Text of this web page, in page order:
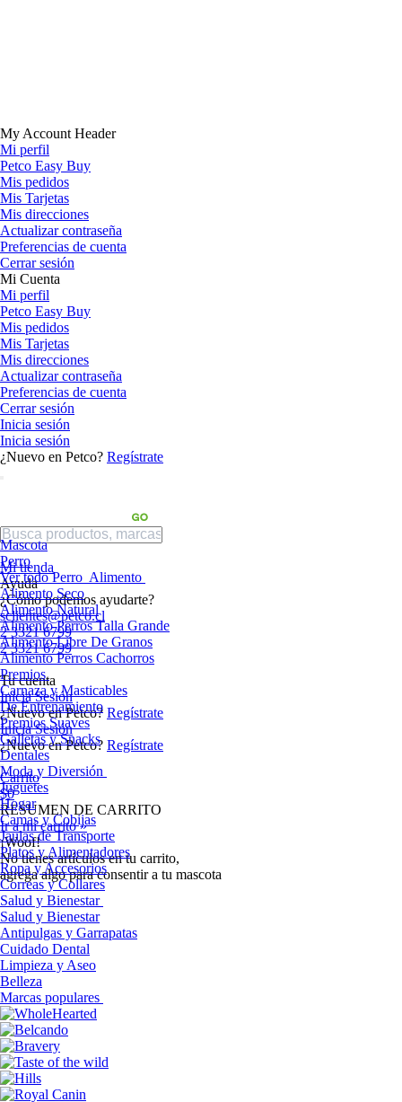
My Account Header
Mi perfil
Petco Easy Buy
Mis pedidos
Mis Tarjetas
Mis direcciones
Actualizar contraseña
Preferencias de cuenta
Cerrar sesión
Mi Cuenta
Mi perfil
Petco Easy Buy
Mis pedidos
Mis Tarjetas
Mis direcciones
Actualizar contraseña
Preferencias de cuenta
Cerrar sesión
Inicia sesión
Inicia sesión
¿Nuevo en Petco? Regístrate
Mi tienda
Ayuda
¿Cómo podemos ayudarte?
sclientes@petco.cl
2 3321 6799
2 3321 6799
Tu cuenta
Inicia Sesión
¿Nuevo en Petco? Regístrate
Inicia Sesión
¿Nuevo en Petco? Regístrate
Carrito
$0
RESUMEN DE CARRITO
Ir a mi carrito »
¡Woof!
No tíenes artículos en tu carrito,
agrega algo para consentir a tu mascota
Mascota
Perro
Ver todo Perro Alimento
Alimento Seco
Alimento Natural
Alimento Perros Talla Grande
Alimento Libre De Granos
Alimento Perros Cachorros
Premios
Carnaza y Masticables
De Entrenamiento
Premios Suaves
Galletas y Snacks
Dentales
Moda y Diversión
Juguetes
Hogar
Camas y Cobijas
Jaulas de Transporte
Platos y Alimentadores
Ropa y Accesorios
Correas y Collares
Salud y Bienestar
Salud y Bienestar
Antipulgas y Garrapatas
Cuidado Dental
Limpieza y Aseo
Belleza
Marcas populares